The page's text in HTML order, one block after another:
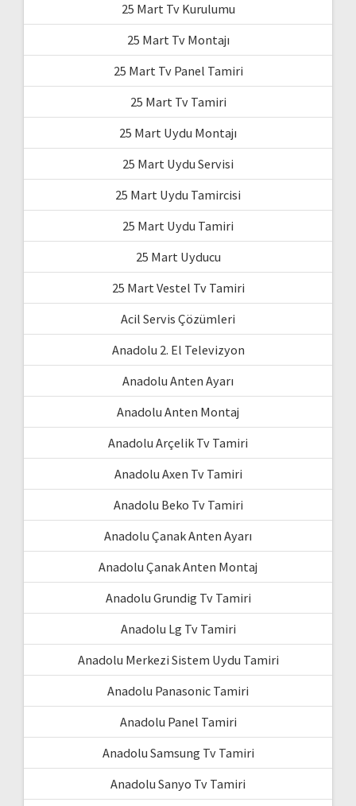
25 Mart Tv Kurulumu
25 Mart Tv Montajı
25 Mart Tv Panel Tamiri
25 Mart Tv Tamiri
25 Mart Uydu Montajı
25 Mart Uydu Servisi
25 Mart Uydu Tamircisi
25 Mart Uydu Tamiri
25 Mart Uyducu
25 Mart Vestel Tv Tamiri
Acil Servis Çözümleri
Anadolu 2. El Televizyon
Anadolu Anten Ayarı
Anadolu Anten Montaj
Anadolu Arçelik Tv Tamiri
Anadolu Axen Tv Tamiri
Anadolu Beko Tv Tamiri
Anadolu Çanak Anten Ayarı
Anadolu Çanak Anten Montaj
Anadolu Grundig Tv Tamiri
Anadolu Lg Tv Tamiri
Anadolu Merkezi Sistem Uydu Tamiri
Anadolu Panasonic Tamiri
Anadolu Panel Tamiri
Anadolu Samsung Tv Tamiri
Anadolu Sanyo Tv Tamiri